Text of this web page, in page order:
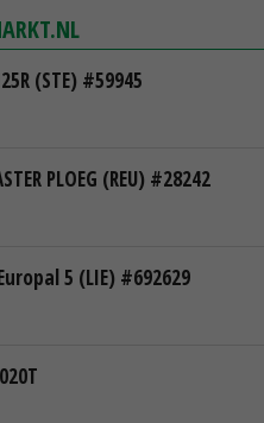
(STE) #59945
PLOEG (REU) #28242
5 (LIE) #692629